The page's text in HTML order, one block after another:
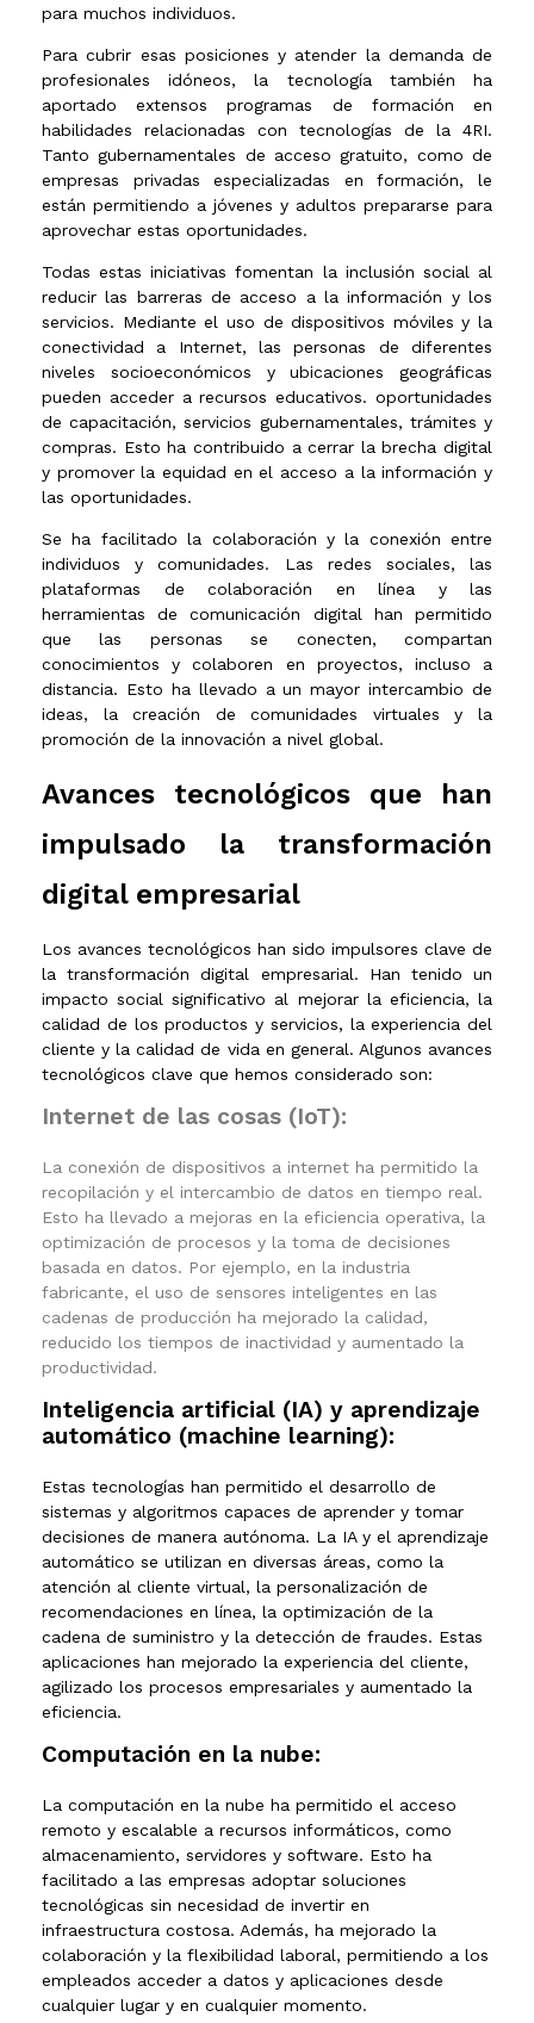
para muchos individuos.
Para cubrir esas posiciones y atender la demanda de
profesionales idóneos, la tecnología también ha
aportado extensos programas de formación en
habilidades relacionadas con tecnologías de la 4RI.
Tanto gubernamentales de acceso gratuito, como de
empresas privadas especializadas en formación, le
están permitiendo a jóvenes y adultos prepararse para
aprovechar estas oportunidades.
Todas estas iniciativas fomentan la inclusión social al
reducir las barreras de acceso a la información y los
servicios. Mediante el uso de dispositivos móviles y la
conectividad a Internet, las personas de diferentes
niveles socioeconómicos y ubicaciones geográficas
pueden acceder a recursos educativos. oportunidades
de capacitación, servicios gubernamentales, trámites y
compras. Esto ha contribuido a cerrar la brecha digital
y promover la equidad en el acceso a la información y
las oportunidades.
Se ha facilitado la colaboración y la conexión entre
individuos y comunidades. Las redes sociales, las
plataformas de colaboración en línea y las
herramientas de comunicación digital han permitido
que las personas se conecten, compartan
conocimientos y colaboren en proyectos, incluso a
distancia. Esto ha llevado a un mayor intercambio de
ideas, la creación de comunidades virtuales y la
promoción de la innovación a nivel global.
Avances tecnológicos que han
impulsado la transformación
digital empresarial
Los avances tecnológicos han sido impulsores clave de
la transformación digital empresarial. Han tenido un
impacto social significativo al mejorar la eficiencia, la
calidad de los productos y servicios, la experiencia del
cliente y la calidad de vida en general. Algunos avances
tecnológicos clave que hemos considerado son:
Internet de las cosas (IoT):
La conexión de dispositivos a internet ha permitido la
recopilación y el intercambio de datos en tiempo real.
Esto ha llevado a mejoras en la eficiencia operativa, la
optimización de procesos y la toma de decisiones
basada en datos. Por ejemplo, en la industria
fabricante, el uso de sensores inteligentes en las
cadenas de producción ha mejorado la calidad,
reducido los tiempos de inactividad y aumentado la
productividad.
Inteligencia artificial (IA) y aprendizaje
automático (machine learning):
Estas tecnologías han permitido el desarrollo de
sistemas y algoritmos capaces de aprender y tomar
decisiones de manera autónoma. La IA y el aprendizaje
automático se utilizan en diversas áreas, como la
atención al cliente virtual, la personalización de
recomendaciones en línea, la optimización de la
cadena de suministro y la detección de fraudes. Estas
aplicaciones han mejorado la experiencia del cliente,
agilizado los procesos empresariales y aumentado la
eficiencia.
Computación en la nube:
La computación en la nube ha permitido el acceso
remoto y escalable a recursos informáticos, como
almacenamiento, servidores y software. Esto ha
facilitado a las empresas adoptar soluciones
tecnológicas sin necesidad de invertir en
infraestructura costosa. Además, ha mejorado la
colaboración y la flexibilidad laboral, permitiendo a los
empleados acceder a datos y aplicaciones desde
cualquier lugar y en cualquier momento.